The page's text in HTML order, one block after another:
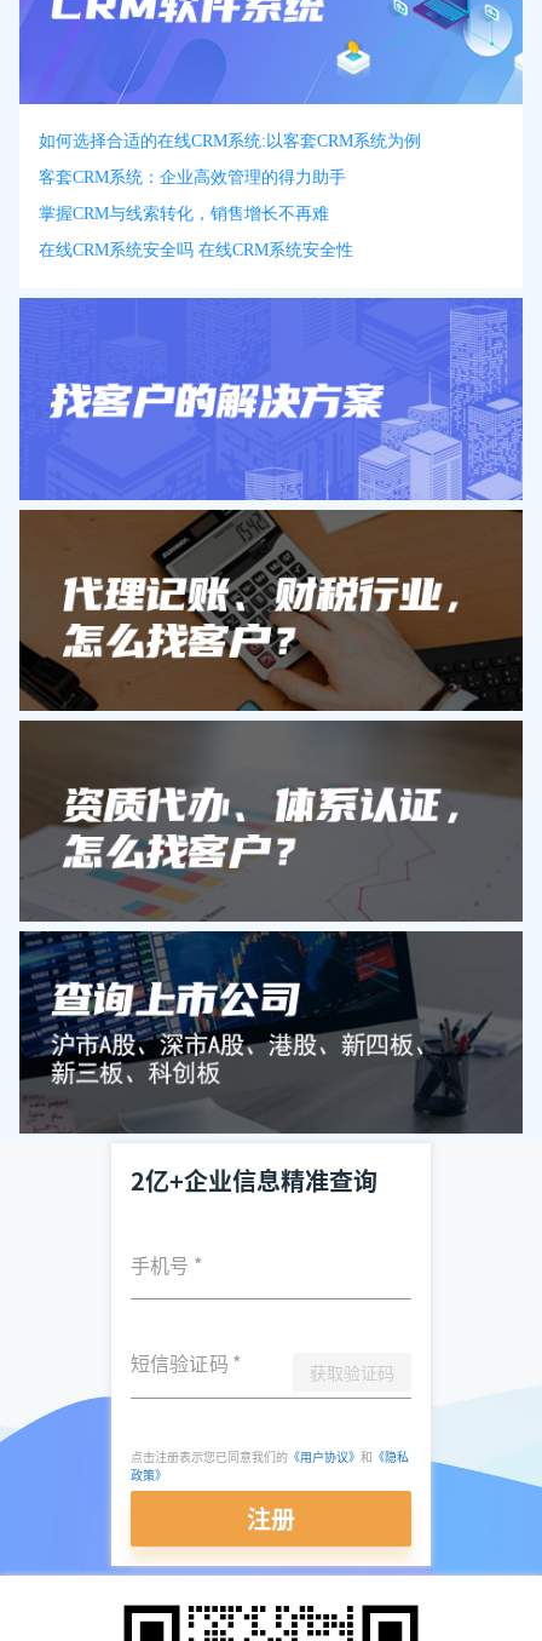
如何选择合适的在线CRM系统:以客套CRM系统为例
客套CRM系统：企业高效管理的得力助手
掌握CRM与线索转化，销售增长不再难
在线CRM系统安全吗 在线CRM系统安全性
2亿+企业信息精准查询
手机号 *
短信验证码 * 获取验证码
点击注册表示您已同意我们的 《用户协议》 和 《隐私
政策》
注册